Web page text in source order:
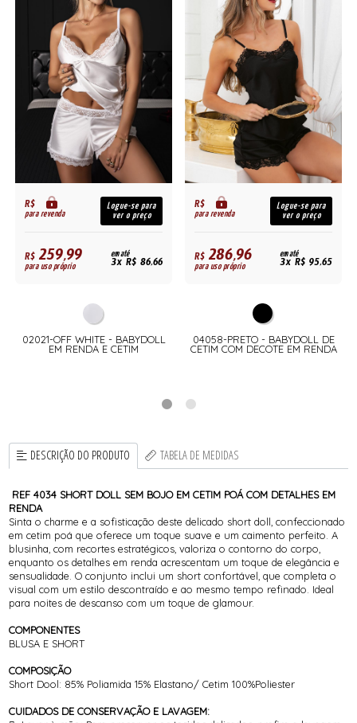
R$
para revenda
Logue-se para
ver o preço
R$259,99
para uso próprio
em até
3x R$ 86,66
02021-OFF WHITE - BABYDOLL
EM RENDA E CETIM
R$
para revenda
Logue-se para
ver o preço
R$286,96
para uso próprio
em até
3x R$ 95,65
04058-PRETO - BABYDOLL DE
CETIM COM DECOTE EM RENDA
DESCRIÇÃO DO PRODUTO TABELA DE MEDIDAS
REF 4034 SHORT DOLL SEM BOJO EM CETIM POÁ COM DETALHES EM
RENDA
Sinta o charme e a sofisticação deste delicado short doll, confeccionado
em cetim poá que oferece um toque suave e um caimento perfeito. A
blusinha, com recortes estratégicos, valoriza o contorno do corpo,
enquanto os detalhes em renda acrescentam um toque de elegância e
sensualidade. O conjunto inclui um short confortável, que completa o
visual com um estilo descontraído e ao mesmo tempo refinado. Ideal
para noites de descanso com um toque de glamour.
COMPONENTES
BLUSA E SHORT
COMPOSIÇÃO
Short Dool: 85% Poliamida 15% Elastano/ Cetim 100%Poliester
CUIDADOS DE CONSERVAÇÃO E LAVAGEM: